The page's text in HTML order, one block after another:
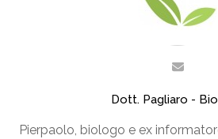
Dott. Pagliaro -
Pierpaolo, biologo e ex